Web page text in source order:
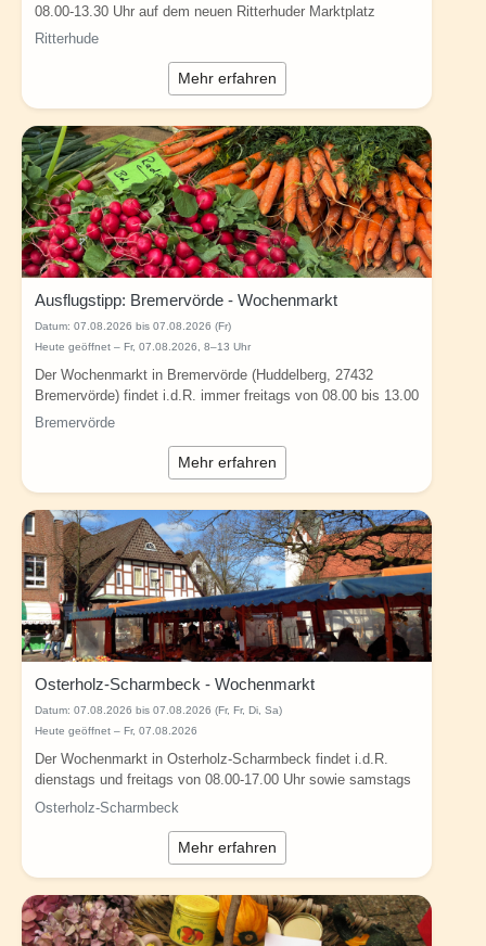
08.00-13.30 Uhr auf dem neuen Ritterhuder Marktplatz
(Marie-Bergmann-Platz / Riesstraße)...
Ritterhude
Mehr erfahren
Ausflugstipp: Bremervörde - Wochenmarkt
Datum: 07.08.2026 bis 07.08.2026 (Fr)
Heute geöffnet – Fr, 07.08.2026, 8–13 Uhr
Der Wochenmarkt in Bremervörde (Huddelberg, 27432
Bremervörde) findet i.d.R. immer freitags von 08.00 bis 13.00
Uhr statt. Infos: Jeden...
Bremervörde
Mehr erfahren
Osterholz-Scharmbeck - Wochenmarkt
Datum: 07.08.2026 bis 07.08.2026 (Fr, Fr, Di, Sa)
Heute geöffnet – Fr, 07.08.2026
Der Wochenmarkt in Osterholz-Scharmbeck findet i.d.R.
dienstags und freitags von 08.00-17.00 Uhr sowie samstags
von 08.00-13.00 Uhr auf dem...
Osterholz-Scharmbeck
Mehr erfahren